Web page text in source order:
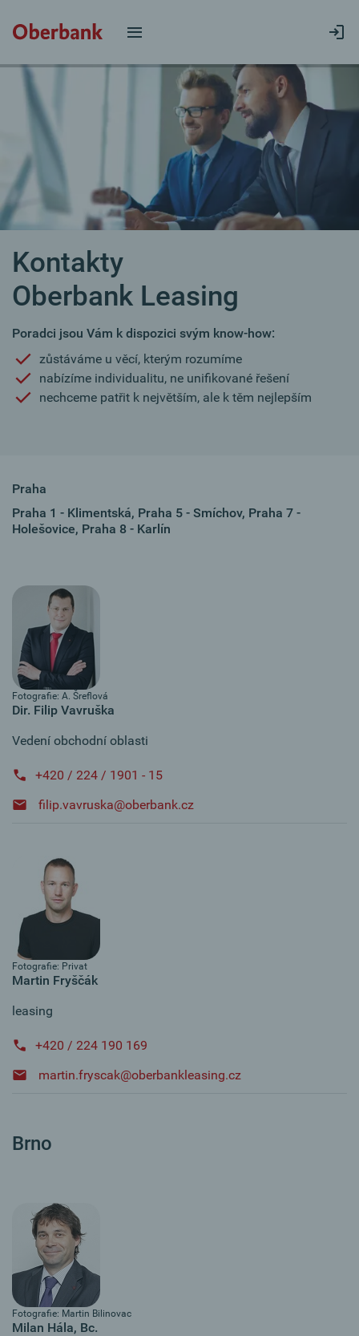
Kontakty
Oberbank Leasing
Poradci jsou Vám k dispozici svým know-how:
zůstáváme u věcí, kterým rozumíme
nabízíme individualitu, ne unifikované řešení
nechceme patřit k největším, ale k těm nejlepším
Praha
Praha 1 - Klimentská, Praha 5 - Smíchov, Praha 7 -
Holešovice, Praha 8 - Karlín
Fotografie: A. Šreflová
Dir. Filip Vavruška
Vedení obchodní oblasti
+420 / 224 / 1901 - 15
filip.vavruska@oberbank.cz
Fotografie: Privat
Martin Fryščák
leasing
+420 / 224 190 169
martin.fryscak@oberbankleasing.cz
Brno
Fotografie: Martin Bilinovac
Milan Hála, Bc.